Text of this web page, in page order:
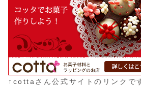
↑cottaさん公式サイトのリンクで